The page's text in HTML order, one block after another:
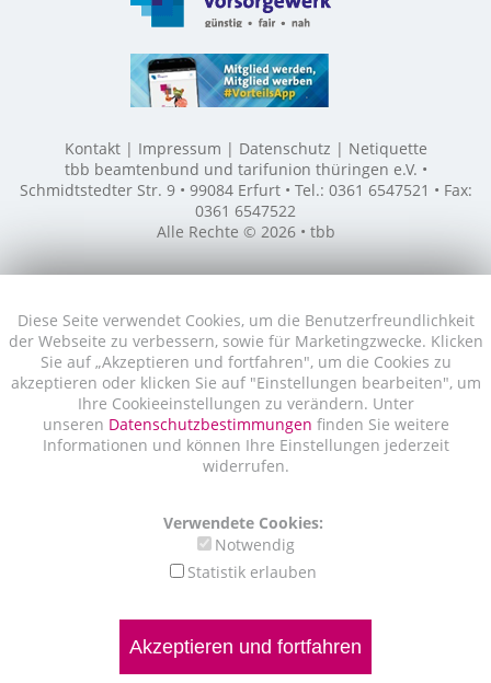
Diese Seite verwendet Cookies, um die Benutzerfreundlichkeit
der Webseite zu verbessern, sowie für Marketingzwecke. Klicken
Sie auf „Akzeptieren und fortfahren", um die Cookies zu
akzeptieren oder klicken Sie auf "Einstellungen bearbeiten", um
Ihre Cookieeinstellungen zu verändern. Unter
unseren Datenschutzbestimmungen finden Sie weitere
Informationen und können Ihre Einstellungen jederzeit
widerrufen.
Verwendete Cookies:
Notwendig
Statistik erlauben
Akzeptieren und fortfahren
Kontakt Impressum Datenschutz
Netiquette
tbb beamtenbund und tarifunion thüringen e.V. •
Schmidtstedter Str. 9 • 99084 Erfurt • Tel.: 0361 6547521 • Fax:
0361 6547522
Alle Rechte © 2026 • tbb